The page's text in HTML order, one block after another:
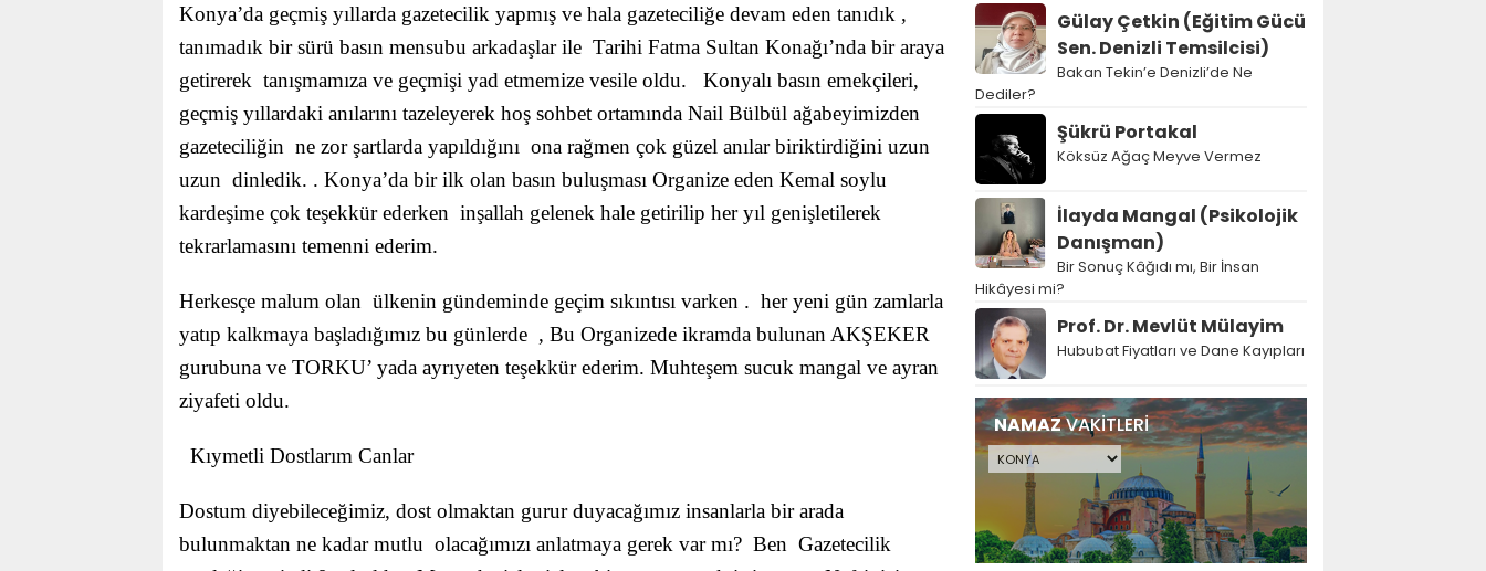
Konya’da geçmiş yıllarda gazetecilik yapmış ve hala gazeteciliğe devam eden tanıdık ,
tanımadık bir sürü basın mensubu arkadaşlar ile Tarihi Fatma Sultan Konağı’nda bir araya
getirerek tanışmamıza ve geçmişi yad etmemize vesile oldu. Konyalı basın emekçileri,
geçmiş yıllardaki anılarını tazeleyerek hoş sohbet ortamında Nail Bülbül ağabeyimizden
gazeteciliğin ne zor şartlarda yapıldığını ona rağmen çok güzel anılar biriktirdiğini uzun
uzun dinledik. . Konya’da bir ilk olan basın buluşması Organize eden Kemal soylu
kardeşime çok teşekkür ederken inşallah gelenek hale getirilip her yıl genişletilerek
tekrarlamasını temenni ederim.
Herkesçe malum olan ülkenin gündeminde geçim sıkıntısı varken . her yeni gün zamlarla
yatıp kalkmaya başladığımız bu günlerde , Bu Organizede ikramda bulunan AKŞEKER
gurubuna ve TORKU’ yada ayrıyeten teşekkür ederim. Muhteşem sucuk mangal ve ayran
ziyafeti oldu.
Kıymetli Dostlarım Canlar
Dostum diyebileceğimiz, dost olmaktan gurur duyacağımız insanlarla bir arada
bulunmaktan ne kadar mutlu olacağımızı anlatmaya gerek var mı? Ben Gazetecilik
Gülay Çetkin (Eğitim Gücü
Sen. Denizli Temsilcisi)
Bakan Tekin’e Denizli’de Ne
Dediler?
Şükrü Portakal
Köksüz Ağaç Meyve Vermez
İlayda Mangal (Psikolojik
Danışman)
Bir Sonuç Kâğıdı mı, Bir İnsan
Hikâyesi mi?
Prof. Dr. Mevlüt Mülayim
Hububat Fiyatları ve Dane Kayıpları
NAMAZVAKİTLERİ